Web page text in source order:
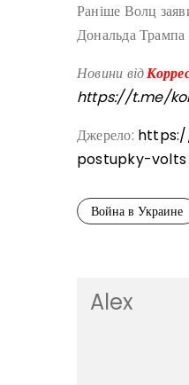
Раніше Волц
Дональда
Новини від
https://t.me/
Джерело:
postupky-volts
Война в Украине
Alex